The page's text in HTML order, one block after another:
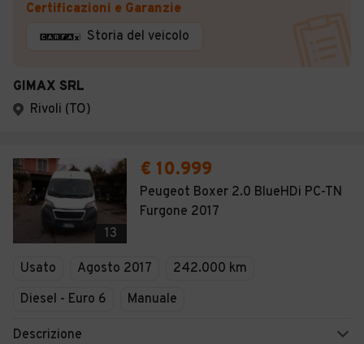
Certificazioni e Garanzie
Storia del veicolo
GIMAX SRL
Rivoli (TO)
13
€ 10.999
Peugeot Boxer 2.0 BlueHDi PC-TN
Furgone 2017
Usato Agosto 2017
242.000 km
Diesel - Euro 6
Manuale
Descrizione